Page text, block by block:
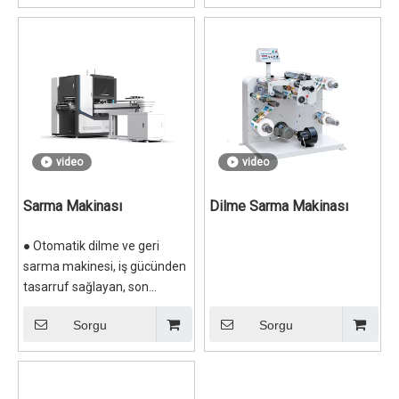
için kayıt sensörü ile
uygulanabilir.Çözme, döner
kalıplı kesme, dilme ve geri
sarma işlemleri tek bir işlemle
tekniklerinin özelliklerini
video
Sarma Makinası
● Otomatik dilme ve geri
sarma makinesi, iş gücünden
tasarruf sağlayan, son
derece otomatikleştirilmiş,
esnek ve verimli bir dilme ve
geri sarma ekipmanıdır. ●
Sorgu
video
Dilme Sarma Makinası
Sorgu